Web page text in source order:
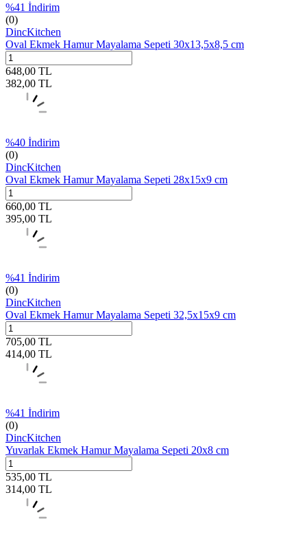
%41 İndirim
(0)
DincKitchen
Oval Ekmek Hamur Mayalama Sepeti 30x13,5x8,5 cm
648,00 TL
382,00 TL
%40 İndirim
(0)
DincKitchen
Oval Ekmek Hamur Mayalama Sepeti 28x15x9 cm
660,00 TL
395,00 TL
%41 İndirim
(0)
DincKitchen
Oval Ekmek Hamur Mayalama Sepeti 32,5x15x9 cm
705,00 TL
414,00 TL
%41 İndirim
(0)
DincKitchen
Yuvarlak Ekmek Hamur Mayalama Sepeti 20x8 cm
535,00 TL
314,00 TL